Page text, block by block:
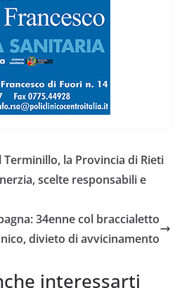
la Provincia di Rieti
scelte responsabili e
34enne col braccialetto
divieto di avvicinamento
interessarti